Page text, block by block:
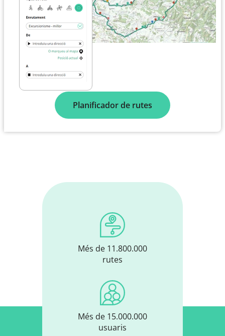
Planificador de rutes
Més de 11.800.000
rutes
Més de 15.000.000
usuaris